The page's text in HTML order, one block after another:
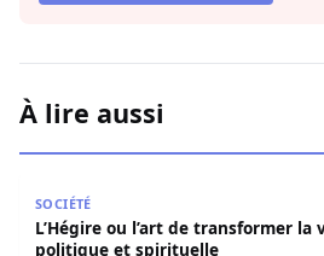
À lire aussi
SOCIÉTÉ
L’Hégire ou l’art de transformer
politique et spirituelle